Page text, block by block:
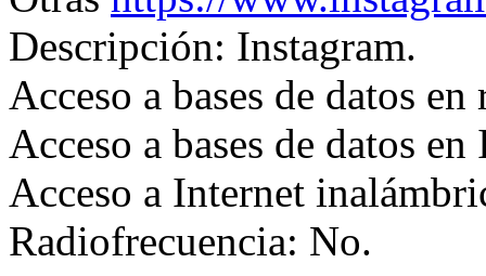
Descripción: Instagram.
Acceso a bases de datos
Acceso a bases de datos
Acceso a Internet
Radiofrecuencia: No.